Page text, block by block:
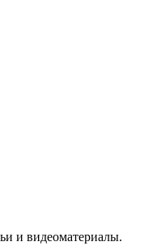
и видеоматериалы.